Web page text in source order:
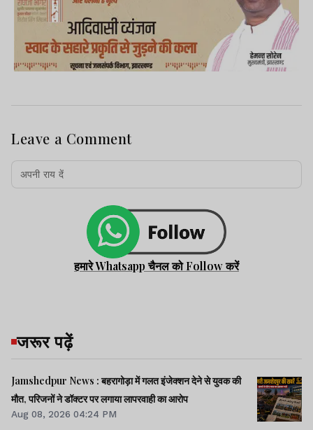
Leave a Comment
हमारे Whatsapp चैनल को Follow करें
जरूर पढ़ें
Jamshedpur News : बहरागोड़ा में गलत इंजेक्शन देने से युवक की
मौत, परिजनों ने डॉक्टर पर लगाया लापरवाही का आरोप
Aug 08, 2026 04:24 PM